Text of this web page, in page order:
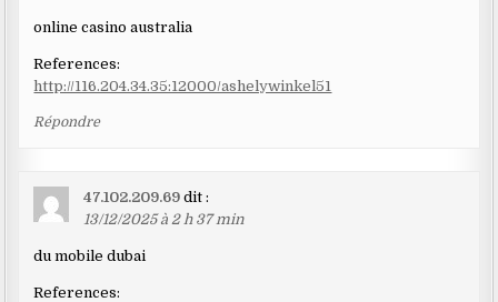
online casino australia
References:
http://116.204.34.35:12000/ashelywinkel51
Répondre
47.102.209.69 dit :
13/12/2025 à 2 h 37 min
du mobile dubai
References: